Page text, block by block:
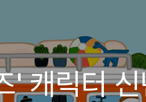
' 캐릭터